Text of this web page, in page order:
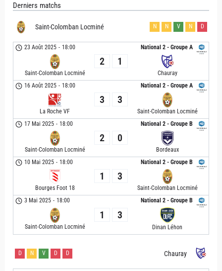
Derniers matchs
Saint-Colomban Locminé N N V N D
National 2 - Groupe A
23 Août 2025 - 18:00
Saint-Colomban Locminé
2 1
Chauray
National 2 - Groupe A
16 Août 2025 - 18:00
La Roche VF
3 3
Saint-Colomban Locminé
National 2 - Groupe B
17 Mai 2025 - 18:00
Saint-Colomban Locminé
2 0
Bordeaux
National 2 - Groupe B
10 Mai 2025 - 18:00
Bourges Foot 18
1 3
Saint-Colomban Locminé
National 2 - Groupe B
3 Mai 2025 - 18:00
Saint-Colomban Locminé
1 3
Dinan Léhon
Chauray
D N V D D